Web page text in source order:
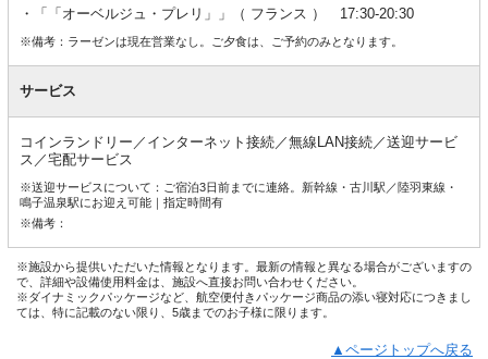
「「オーベルジュ・プレリ」」（ フランス ） 17:30-20:30
※備考：ラーゼンは現在営業なし。ご夕食は、ご予約のみとなります。
サービス
コインランドリー／インターネット接続／無線LAN接続／送迎サービ
ス／宅配サービス
※送迎サービスについて：ご宿泊3日前までに連絡。新幹線・古川駅／陸羽東線・
鳴子温泉駅にお迎え可能｜指定時間有
※備考：
※施設から提供いただいた情報となります。最新の情報と異なる場合がございますの
で、詳細や設備使用料金は、施設へ直接お問い合わせください。
※ダイナミックパッケージなど、航空便付きパッケージ商品の添い寝対応につきまし
ては、特に記載のない限り、5歳までのお子様に限ります。
▲ページトップへ戻る